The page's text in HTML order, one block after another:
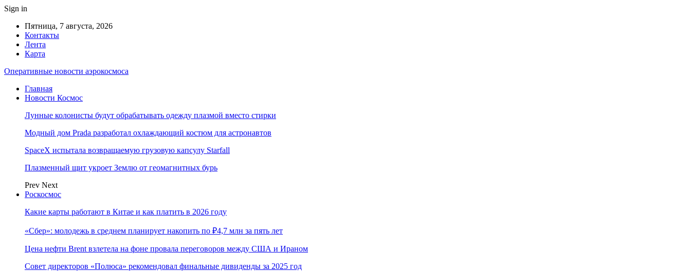
Sign in
Пятница, 7 августа, 2026
Контакты
Лента
Карта
Оперативные новости аэрокосмоса
Главная
Новости Космос
Лунные колонисты будут обрабатывать одежду плазмой вместо стирки
Модный дом Prada разработал охлаждающий костюм для астронавтов
SpaceX испытала возвращаемую грузовую капсулу Starfall
Плазменный щит укроет Землю от геомагнитных бурь
Prev Next
Роскосмос
Какие карты работают в Китае и как платить в 2026 году
«Сбер»: молодежь в среднем планирует накопить по ₽4,7 млн за пять лет
Цена нефти Brent взлетела на фоне провала переговоров между США и Ираном
Совет директоров «Полюса» рекомендовал финальные дивиденды за 2025 год